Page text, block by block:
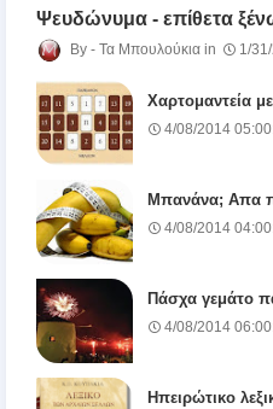
Ψευδώνυμα - επίθετα
Τα Μπουλούκια 1/
Χαρτομαντεία
4/08/2014
Μπανάνα; Απα
4/08/2014
Πάσχα γεμάτο
4/08/2014
Ηπειρώτικο